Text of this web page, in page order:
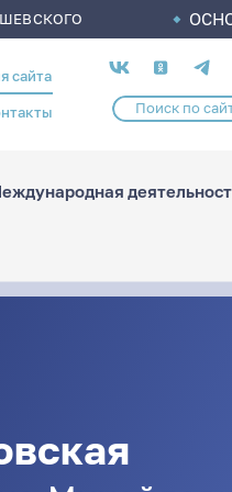
сайта
Социальные
сети